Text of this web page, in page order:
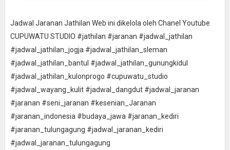
Jadwal Jaranan Jathilan Web ini dikelola oleh Chanel Youtube
CUPUWATU STUDIO #jathilan #jaranan #jadwal_jathilan
#jadwal_jathilan_jogja #jadwal_jathilan_sleman
#jadwal_jathilan_bantul #jadwal_jathilan_gunungkidul
#jadwal_jathilan_kulonprogo #cupuwatu_studio
#jadwal_wayang_kulit #jadwal_dangdut #jadwal_jaranan
#jaranan #seni_jaranan #kesenian_Jaranan
#jaranan_indonesia #budaya_jawa #jaranan_kediri
#jaranan_tulungagung #jadwal_jaranan_kediri
#jadwal_jaranan_tulungagung